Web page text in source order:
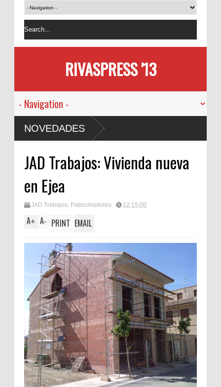
RIVASPRESS '13
NOVEDADES
JAD Trabajos: Vivienda nueva
en Ejea
JAD Trabajos, Patrocinadores 12:15:00
A+ A- PRINT EMAIL